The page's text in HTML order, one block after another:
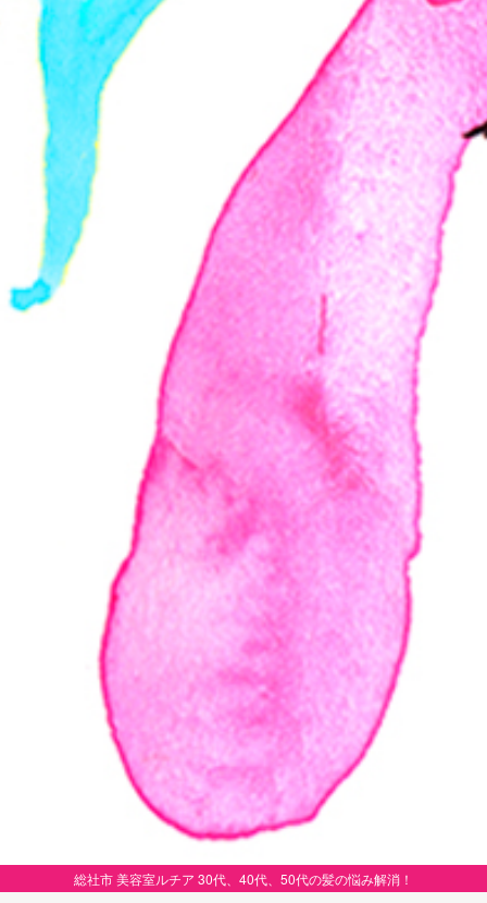
総社市 美容室ルチア 30代、40代、50代の髪の悩み解消！